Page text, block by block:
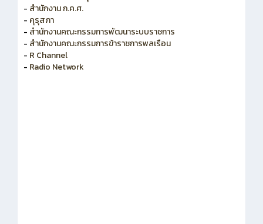
- สำนักงาน ก.ค.ศ.
- คุรุสภา
- สำนักงานคณะกรรมการพัฒนาระบบราชการ
- สำนักงานคณะกรรมการข้าราชการพลเรือน
- R Channel
- Radio Network